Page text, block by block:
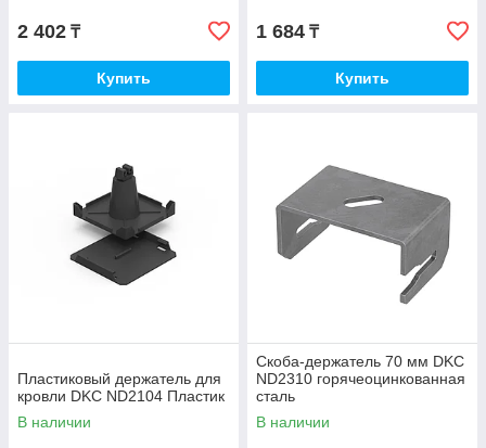
2 402 ₸
Купить
1 684 ₸
Купить
Пластиковый держатель для
кровли DKC ND2104 Пластик
В наличии
Скоба-держатель 70 мм DKC
ND2310 горячеоцинкованная
сталь
В наличии